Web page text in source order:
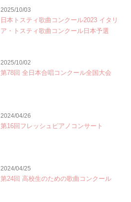
2025/10/03
日本トスティ歌曲コンクール2023 イタリ
ア・トスティ歌曲コンクール日本予選
2025/10/02
第78回 全日本合唱コンクール全国大会
2024/04/26
第16回フレッシュピアノコンサート
2024/04/25
第24回 高校生のための歌曲コンクール